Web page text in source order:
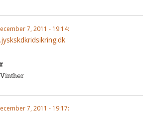
7, 2011 - 19:14:
7, 2011 - 19:17: